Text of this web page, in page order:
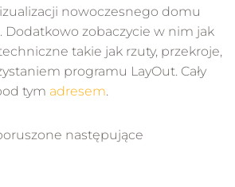
nowoczesnego domu
zobaczycie w nim jak
takie jak rzuty, przekroje,
programu LayOut. Cały
tym adresem.
następujące